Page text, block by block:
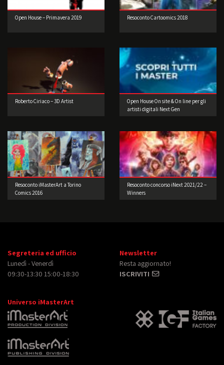
Open House – Primavera 2019 Resoconto Cartoomics 2018
Roberto Ciriaco – 3D Artist
Open House On site & On line per gli
artisti digitali Next Gen
Resoconto iMasterArt a Torino
Comics 2016
Resoconto concorso iNext 2021/22 –
Winners
Segreteria ed ufficio
Lunedì - Venerdì
09:30-13:30 15:00-18:30
Newsletter
Resta aggiornato!
ISCRIVITI
Universo iMasterArt